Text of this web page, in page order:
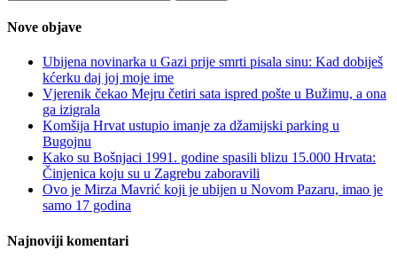
Nove objave
Ubijena novinarka u Gazi prije smrti pisala sinu: Kad dobiješ
kćerku daj joj moje ime
Vjerenik čekao Mejru četiri sata ispred pošte u Bužimu, a ona
ga izigrala
Komšija Hrvat ustupio imanje za džamijski parking u
Bugojnu
Kako su Bošnjaci 1991. godine spasili blizu 15.000 Hrvata:
Činjenica koju su u Zagrebu zaboravili
Ovo je Mirza Mavrić koji je ubijen u Novom Pazaru, imao je
samo 17 godina
Najnoviji komentari